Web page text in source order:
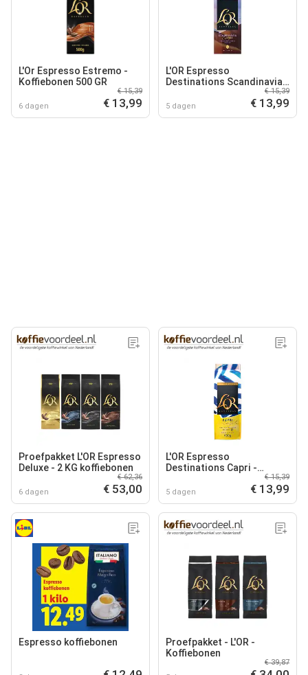
L'Or Espresso Estremo -
Koffiebonen 500 GR
6 dagen
€ 15,39
€ 13,99
L'OR Espresso
Destinations Scandinavia -
5 dagen
€ 15,39
€ 13,99
Proefpakket L'OR Espresso
Deluxe - 2 KG koffiebonen
6 dagen
€ 62,36
€ 53,00
L'OR Espresso
Destinations Capri -
5 dagen
€ 15,39
€ 13,99
Espresso koffiebonen
Proefpakket - L'OR -
Koffiebonen
€ 39,87